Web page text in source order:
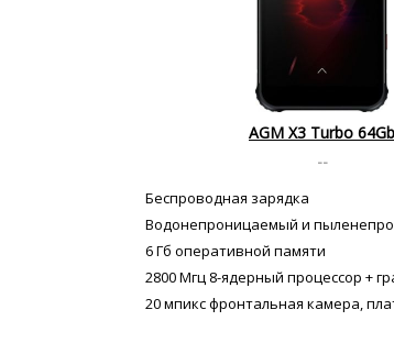
AGM X3 Turbo 64Gb
--
Беспроводная зарядка
Водонепроницаемый и
6 Гб оперативной памяти
2800 Мгц 8-ядерный процессор +
20 мпикс фронтальная камера,